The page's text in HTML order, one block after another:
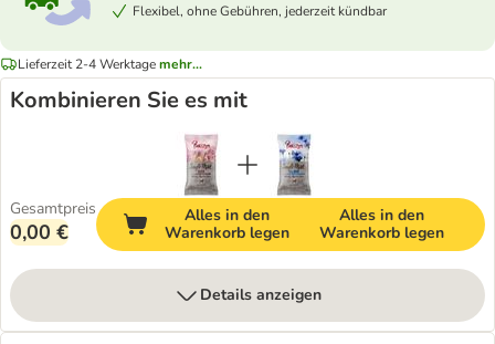
Flexibel, ohne Gebühren, jederzeit kündbar
Lieferzeit 2-4 Werktagemehr...
Kombinieren Sie es mit
Gesamtpreis
0,00 €
Alles in den
Warenkorb legen
Alles in den
Warenkorb legen
Details anzeigen